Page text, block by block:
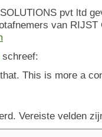
pvt ltd
van
schreef:
This is more a
Vereiste velden